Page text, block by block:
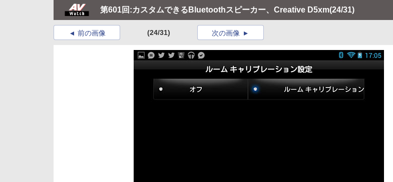
第601回:カスタムできるBluetoothスピーカー、Creative D5xm(24/31)
前の画像 (24/31) 次の画像